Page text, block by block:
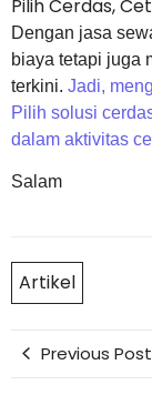
Pilih Cerdas,
Dengan jasa
biaya tetapi juga
terkini. Jadi,
Pilih solusi
dalam aktivitas
Salam
Artikel
Previous Post